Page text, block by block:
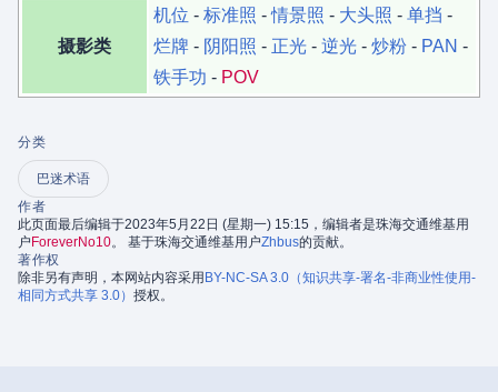
摄影类
机位 - 标准照 -情景照 - 大头照 - 单挡 -
烂牌 - 阴阳照 - 正光 - 逆光 - 炒粉 - PAN -
铁手功 - POV
分类
巴迷术语
作者
此页面最后编辑于2023年5月22日 (星期一) 15:15，编辑者是珠海交通维基用
户ForeverNo10。 基于珠海交通维基用户Zhbus的贡献。
著作权
除非另有声明，本网站内容采用BY-NC-SA 3.0（知识共享-署名-非商业性使用-
相同方式共享 3.0） 授权。